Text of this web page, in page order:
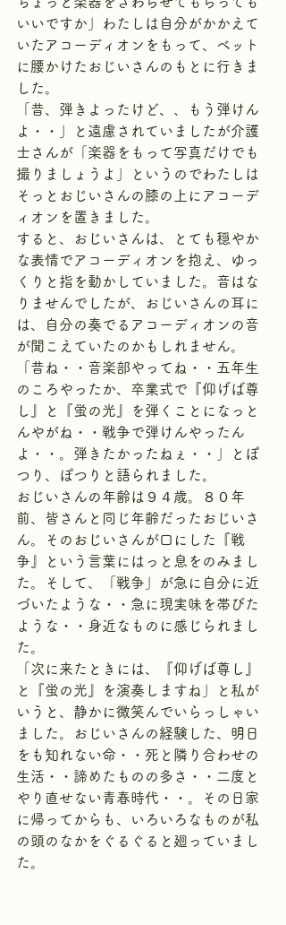
いいですか」わたしは自分がかかえて
いたアコーディオンをもって、ベット
に腰かけたおじいさんのもとに行きま
した。
「昔、弾きよったけど、、もう弾けん
よ・・」と遠慮されていましたが介護
士さんが「楽器をもって写真だけでも
撮りましょうよ」というのでわたしは
そっとおじいさんの膝の上にアコーデ
ィオンを置きました。
すると、おじいさんは、とても穏やか
な表情でアコーディオンを抱え、ゆっ
くりと指を動かしていました。音はな
りませんでしたが、おじいさんの耳に
は、自分の奏でるアコーディオンの音
が聞こえていたのかもしれません。
「昔ね・・音楽部やってね・・五年生
のころやったか、卒業式で『仰げば尊
し』と『蛍の光』を弾くことになっと
んやがね・・戦争で弾けんやったん
よ・・。弾きたかったねぇ・・」とぽ
つり、ぽつりと語られました。
おじいさんの年齢は９４歳。８０年
前、皆さんと同じ年齢だったおじいさ
ん。そのおじいさんが口にした『戦
争』という言葉にはっと息をのみまし
た。そして、「戦争」が急に自分に近
づいたような・・急に現実味を帯びた
ような・・身近なものに感じられまし
た。
「次に来たときには、『仰げば尊し』
と『蛍の光』を演奏しますね」と私が
いうと、静かに微笑んでいらっしゃい
ました。おじいさんの経験した、明日
をも知れない命・・死と隣り合わせの
生活・・諦めたものの多さ・・二度と
やり直せない青春時代・・。その日家
に帰ってからも、いろいろなものが私
の頭のなかをぐるぐると廻っていまし
た。